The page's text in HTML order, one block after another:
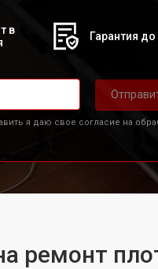
в
Гарантия до
я даю свое согласие на
ремонт